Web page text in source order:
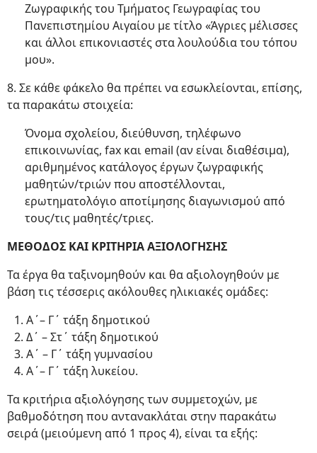
Ζωγραφικής του Τμήματος Γεωγραφίας του
Πανεπιστημίου Αιγαίου με τίτλο «Άγριες μέλισσες
και άλλοι επικονιαστές στα λουλούδια του τόπου
μου».
8. Σε κάθε φάκελο θα πρέπει να εσωκλείονται, επίσης,
τα παρακάτω στοιχεία:
Όνομα σχολείου, διεύθυνση, τηλέφωνο
επικοινωνίας, fax και email (αν είναι διαθέσιμα),
αριθμημένος κατάλογος έργων ζωγραφικής
μαθητών/τριών που αποστέλλονται,
ερωτηματολόγιο αποτίμησης διαγωνισμού από
τους/τις μαθητές/τριες.
ΜΕΘΟΔΟΣ ΚΑΙ ΚΡΙΤΗΡΙΑ ΑΞΙΟΛΟΓΗΣΗΣ
Τα έργα θα ταξινομηθούν και θα αξιολογηθούν με
βάση τις τέσσερις ακόλουθες ηλικιακές ομάδες:
Α΄– Γ΄ τάξη δημοτικού
Δ΄ – Στ΄ τάξη δημοτικού
Α΄ – Γ΄ τάξη γυμνασίου
Α΄– Γ΄ τάξη λυκείου.
Τα κριτήρια αξιολόγησης των συμμετοχών, με
βαθμοδότηση που αντανακλάται στην παρακάτω
σειρά (μειούμενη από 1 προς 4), είναι τα εξής: